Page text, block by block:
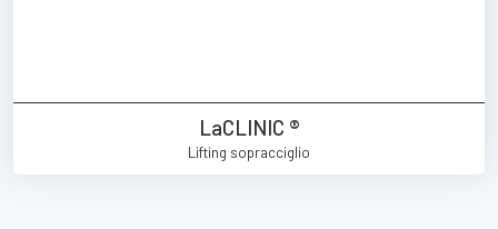
LaCLINIC ®
Lifting sopracciglio